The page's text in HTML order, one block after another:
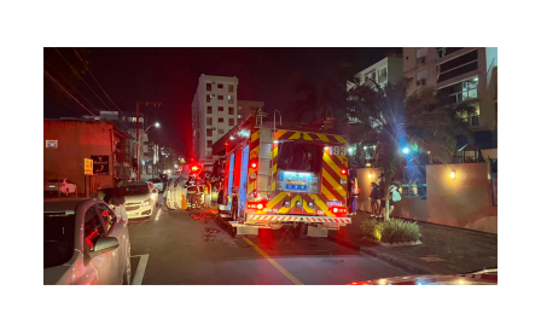
Criciúma, SC - 28/07/2026 - 01H15MIN